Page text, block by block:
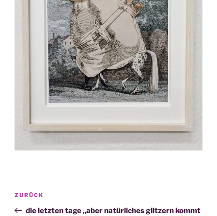
Beitragsnavigation
Vorheriger
Beitrag
ZURÜCK
die letzten tage „aber natürliches glitzern kommt